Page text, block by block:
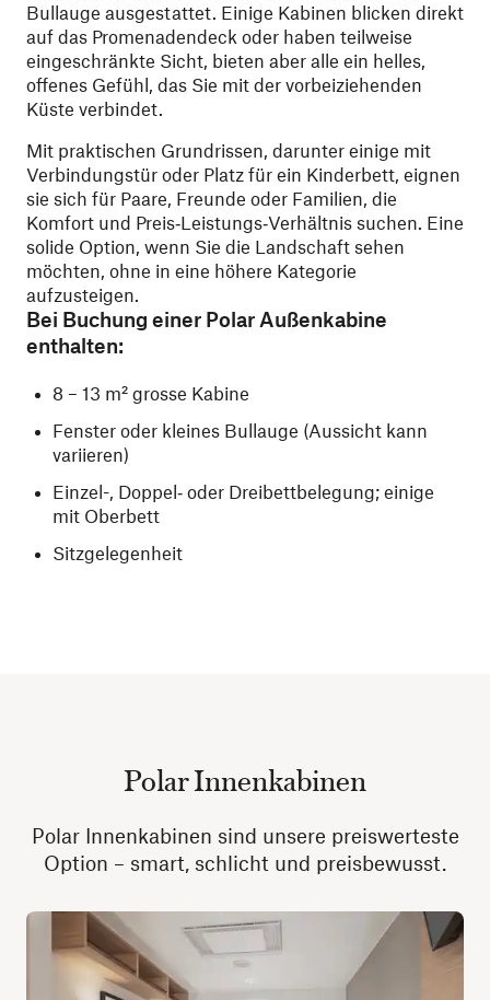
Bullauge ausgestattet. Einige Kabinen blicken direkt
auf das Promenadendeck oder haben teilweise
eingeschränkte Sicht, bieten aber alle ein helles,
offenes Gefühl, das Sie mit der vorbeiziehenden
Küste verbindet.
Mit praktischen Grundrissen, darunter einige mit
Verbindungstür oder Platz für ein Kinderbett, eignen
sie sich für Paare, Freunde oder Familien, die
Komfort und Preis‑Leistungs‑Verhältnis suchen. Eine
solide Option, wenn Sie die Landschaft sehen
möchten, ohne in eine höhere Kategorie
aufzusteigen.
Bei Buchung einer Polar Außenkabine
enthalten:
8 – 13 m² grosse Kabine
Fenster oder kleines Bullauge (Aussicht kann
variieren)
Einzel-, Doppel‑ oder Dreibettbelegung; einige
mit Oberbett
Sitzgelegenheit
Polar Innenkabinen
Polar Innenkabinen sind unsere preiswerteste
Option – smart, schlicht und preisbewusst.